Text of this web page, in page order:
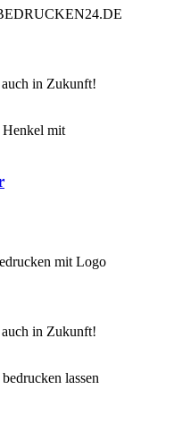
in Zukunft!
in Zukunft!